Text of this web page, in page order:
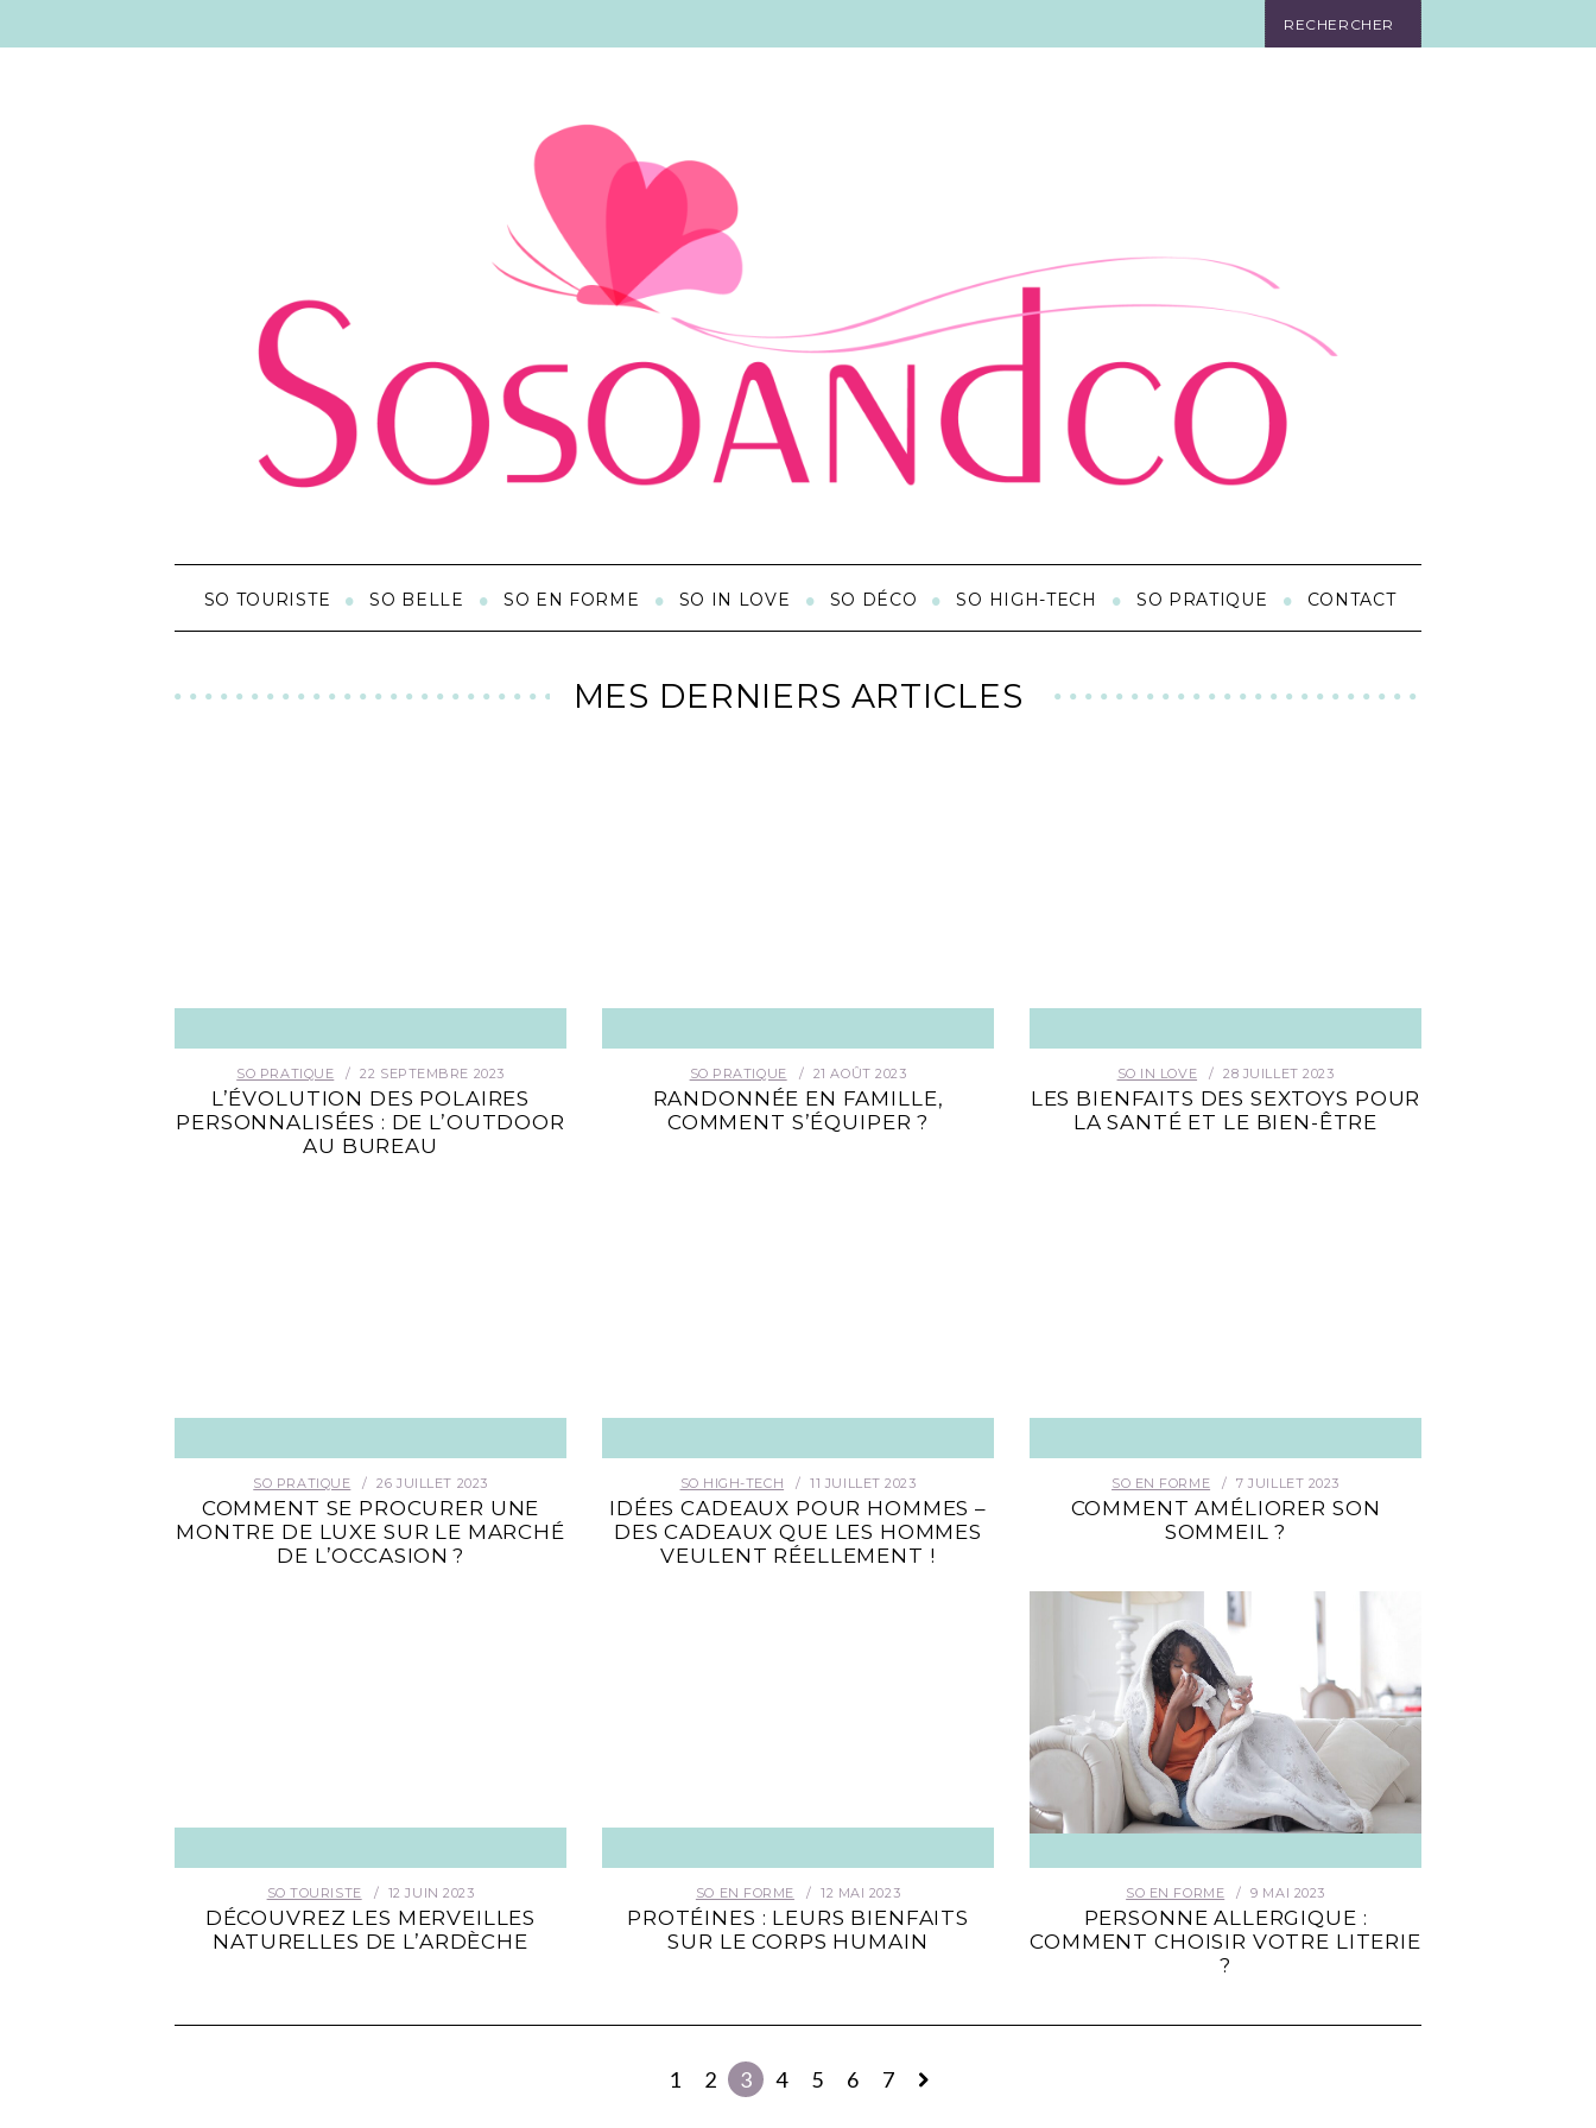
SO TOURISTE SO BELLE SO EN FORME SO IN LOVE SO DÉCO SO HIGH-TECH SO PRATIQUE CONTACT
MES DERNIERS ARTICLES
SO PRATIQUE 22 SEPTEMBRE 2023
L’ÉVOLUTION DES POLAIRES
PERSONNALISÉES : DE L’OUTDOOR
AU BUREAU
SO PRATIQUE 21 AOÛT 2023
RANDONNÉE EN FAMILLE,
COMMENT S’ÉQUIPER ?
SO IN LOVE 28 JUILLET 2023
LES BIENFAITS DES SEXTOYS POUR
LA SANTÉ ET LE BIEN-ÊTRE
SO PRATIQUE 26 JUILLET 2023
COMMENT SE PROCURER UNE
MONTRE DE LUXE SUR LE MARCHÉ
DE L’OCCASION ?
SO HIGH-TECH 11 JUILLET 2023
IDÉES CADEAUX POUR HOMMES –
DES CADEAUX QUE LES HOMMES
VEULENT RÉELLEMENT !
SO EN FORME 7 JUILLET 2023
COMMENT AMÉLIORER SON
SOMMEIL ?
SO TOURISTE 12 JUIN 2023
DÉCOUVREZ LES MERVEILLES
NATURELLES DE L’ARDÈCHE
SO EN FORME 12 MAI 2023
PROTÉINES : LEURS BIENFAITS
SUR LE CORPS HUMAIN
SO EN FORME 9 MAI 2023
PERSONNE ALLERGIQUE :
COMMENT CHOISIR VOTRE LITERIE
?
1 2 3 4 5 6 7